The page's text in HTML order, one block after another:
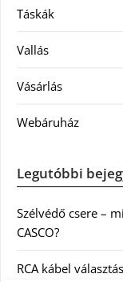
Táskák
Vallás
Vásárlás
Webáruház
Legutóbbi
Szélvédő csere –
CASCO?
RCA kábel